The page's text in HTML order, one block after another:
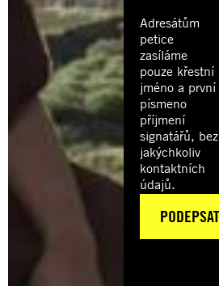
Adresátům
petice
zasíláme
pouze křestní
jméno a první
písmeno
příjmení
signatářů, bez
jakýchkoliv
kontaktních
údajů.